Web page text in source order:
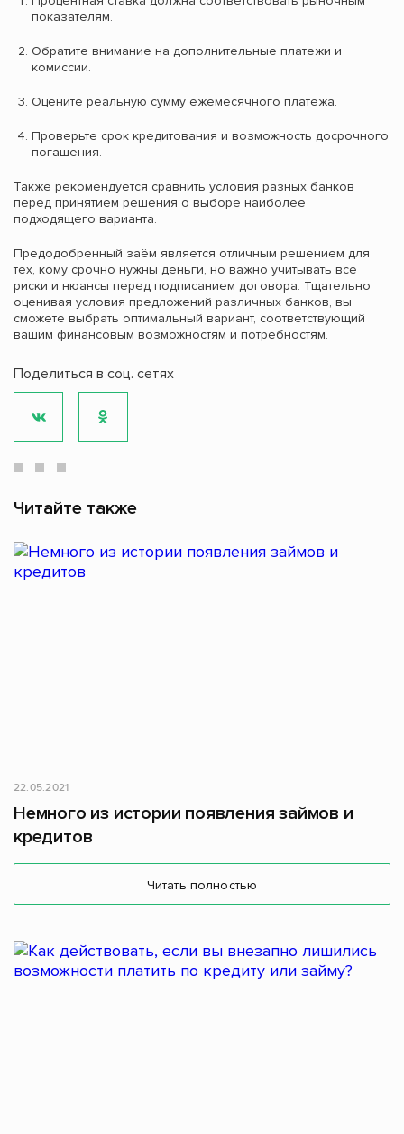
показателям.
Обратите внимание на дополнительные платежи и
комиссии.
Оцените реальную сумму ежемесячного платежа.
Проверьте срок кредитования и возможность досрочного
погашения.
Также рекомендуется сравнить условия разных банков
перед принятием решения о выборе наиболее
подходящего варианта.
Предодобренный заём является отличным решением для
тех, кому срочно нужны деньги, но важно учитывать все
риски и нюансы перед подписанием договора. Тщательно
оценивая условия предложений различных банков, вы
сможете выбрать оптимальный вариант, соответствующий
вашим финансовым возможностям и потребностям.
Поделиться в соц. сетях
Читайте также
22.05.2021
Немного из истории появления займов и
кредитов
Читать полностью